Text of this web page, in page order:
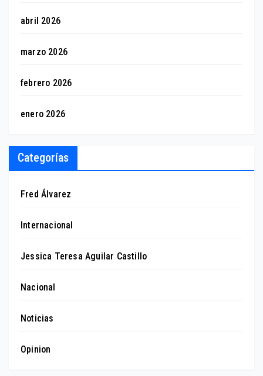
abril 2026
marzo 2026
febrero 2026
enero 2026
Categorías
Fred Álvarez
Internacional
Jessica Teresa Aguilar Castillo
Nacional
Noticias
Opinion